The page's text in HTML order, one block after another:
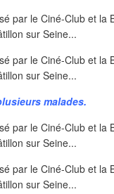
malades.